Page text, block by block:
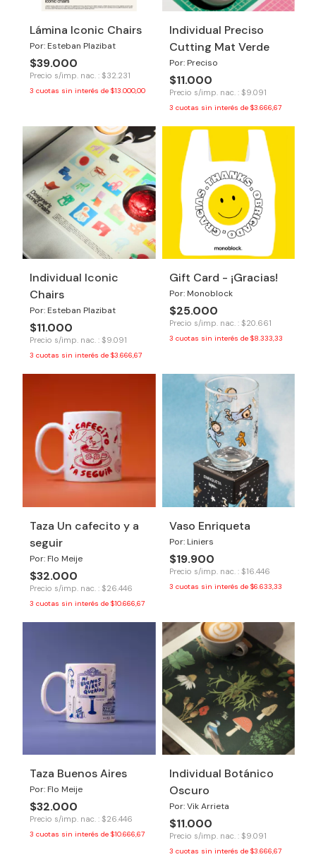
Lámina Iconic Chairs
Por: Esteban Plazibat
$39.000
Precio s/imp. nac. : $32.231
3 cuotas sin interés de $13.000,00
Individual Preciso
Cutting Mat Verde
Por: Preciso
$11.000
Precio s/imp. nac. : $9.091
3 cuotas sin interés de $3.666,67
Individual Iconic
Chairs
Por: Esteban Plazibat
$11.000
Precio s/imp. nac. : $9.091
3 cuotas sin interés de $3.666,67
Gift Card - ¡Gracias!
Por: Monoblock
$25.000
Precio s/imp. nac. : $20.661
3 cuotas sin interés de $8.333,33
Taza Un cafecito y a
seguir
Por: Flo Meije
$32.000
Precio s/imp. nac. : $26.446
3 cuotas sin interés de $10.666,67
Vaso Enriqueta
Por: Liniers
$19.900
Precio s/imp. nac. : $16.446
3 cuotas sin interés de $6.633,33
Taza Buenos Aires
Por: Flo Meije
$32.000
Precio s/imp. nac. : $26.446
3 cuotas sin interés de $10.666,67
Individual Botánico
Oscuro
Por: Vik Arrieta
$11.000
Precio s/imp. nac. : $9.091
3 cuotas sin interés de $3.666,67